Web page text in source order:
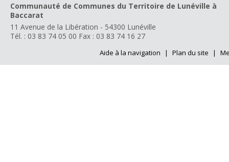
Communauté de Communes du Territoire de Lunéville à
Baccarat
11 Avenue de la Libération - 54300 Lunéville
Tél. : 03 83 74 05 00 Fax : 03 83 74 16 27
Aide à la navigation | Plan du site |